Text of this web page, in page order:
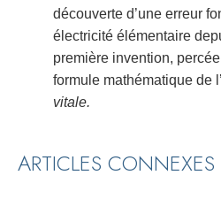
découverte d’une erreur
électricité élémentaire
première invention,
formule mathématique de
vitale.
ARTICLES CONNEXES